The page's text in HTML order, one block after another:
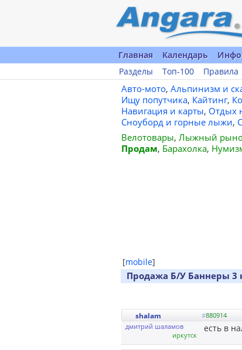
Главная Календарь
Разделы
Топ-100 Правила
Авто-мото, Альпинизм и
Ищу попутчика, Кайтинг,
Навигация и карты, Отдых
Сноуборд и горные лыжи,
Велотовары, Лыжный
Продам, Барахолка,
[mobile]
Продажа Б/У Баннеры 3
shalam #880914
дмитрий шаламов
иркутск
есть в